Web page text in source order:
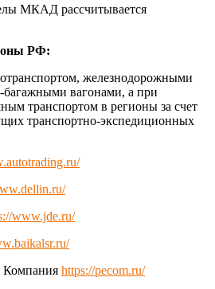
МКАД рассчитывается
РФ:
железнодорожными
багажными вагонами, а при
транспортом в регионы за счет
транспортно-экспедиционных
www.jde.ru/
Компания https://pecom.ru/